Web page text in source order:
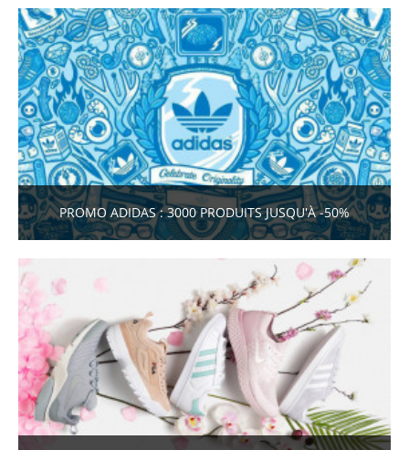
PROMO ADIDAS : 3000 PRODUITS JUSQU'À -50%